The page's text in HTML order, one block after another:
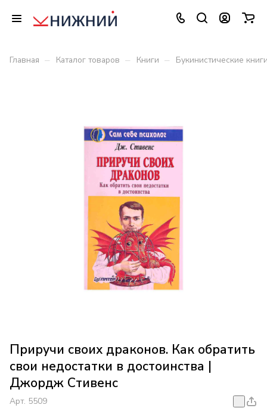
Главная – Каталог товаров – Книги – Букинистические
Приручи своих драконов. Как обратить
свои недостатки в достоинства |
Джордж Стивенс
Арт. 5509